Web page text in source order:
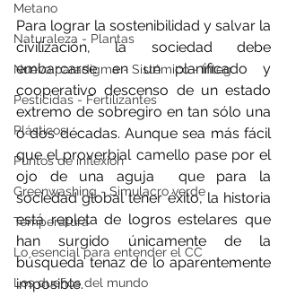
Metano
Naturaleza - Plantas
Nuevo paradigma - Sistémico - Integ
Pesticidas - Fertilizantes
Plásticos
Puntos de inflexión
Greenwashing - Simulacro verde
Temperatura
Lo esencial para entender el CC
Los dueños del mundo
Para lograr la sostenibilidad y salvar la
civilización, la sociedad debe
embarcarse en un planificado y
cooperativo descenso de un estado
extremo de sobregiro en tan sólo una
o dos décadas. Aunque sea más fácil
que el proverbial camello pase por el
ojo de una aguja  que para la
sociedad global tener éxito, la historia
está repleta de logros estelares que
han surgido únicamente de la
búsqueda tenaz de lo aparentemente
imposible.